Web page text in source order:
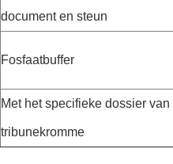
document en steun
Fosfaatbuffer
Met het specifieke dossier van
tribunekromme